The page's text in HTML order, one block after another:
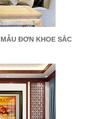
ĐƠN KHOE SẮC